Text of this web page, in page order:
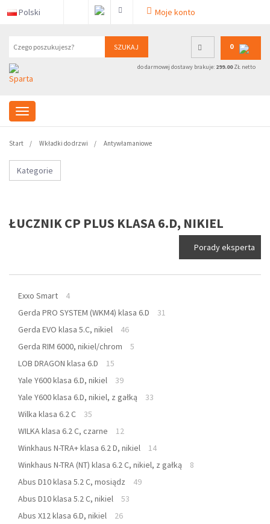
Polski Moje konto
SZUKAJ 0
do darmowej dostawy brakuje: 299.00ZŁ netto
Start Wkładki do drzwi Antywłamaniowe
Kategorie
ŁUCZNIK CP PLUS KLASA 6.D, NIKIEL
Porady eksperta
Exxo Smart
4
Gerda PRO SYSTEM (WKM4) klasa 6.D
31
Gerda EVO klasa 5.C, nikiel
46
Gerda RIM 6000, nikiel/chrom
5
LOB DRAGON klasa 6.D
15
Yale Y600 klasa 6.D, nikiel
39
Yale Y600 klasa 6.D, nikiel, z gałką
33
Wilka klasa 6.2 C
35
WILKA klasa 6.2 C, czarne
12
Winkhaus N-TRA+ klasa 6.2 D, nikiel
14
Winkhaus N-TRA (NT) klasa 6.2 C, nikiel, z gałką
8
Abus D10 klasa 5.2 C, mosiądz
49
Abus D10 klasa 5.2 C, nikiel
53
Abus X12 klasa 6.D, nikiel
26